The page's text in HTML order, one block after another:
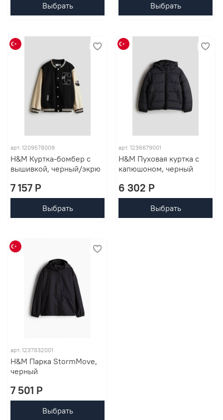
Выбрать Выбрать
арт. 1209578009
H&M Куртка-бомбер с
вышивкой, черный/экрю
7 157 P
Выбрать
арт. 1236679001
H&M Пуховая куртка с
капюшоном, черный
6 302 P
Выбрать
арт. 1237832001
H&M Парка StormMove,
черный
7 501 P
Выбрать